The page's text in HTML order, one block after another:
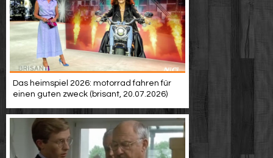
Das heimspiel 2026: motorrad fahren für
einen guten zweck (brisant, 20.07.2026)